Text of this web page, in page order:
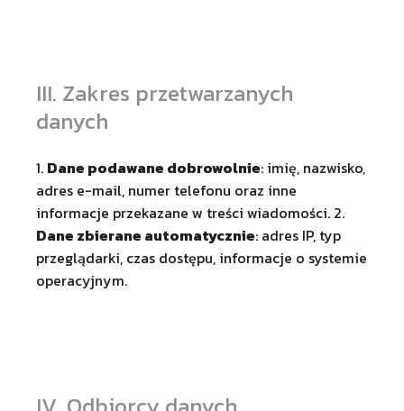
III. Zakres przetwarzanych
danych
1. Dane podawane dobrowolnie: imię, nazwisko,
adres e-mail, numer telefonu oraz inne
informacje przekazane w treści wiadomości. 2.
Dane zbierane automatycznie: adres IP, typ
przeglądarki, czas dostępu, informacje o systemie
operacyjnym.